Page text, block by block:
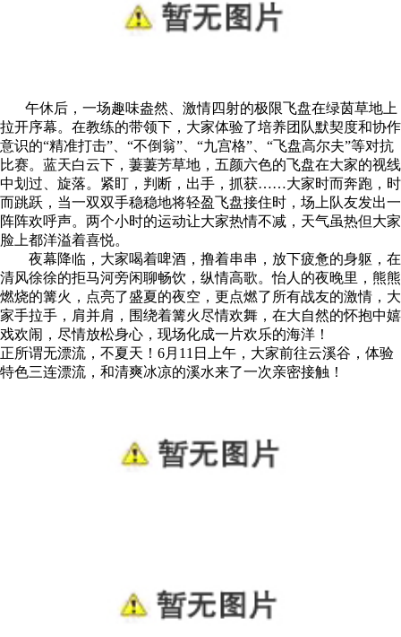
午休后，一场趣味盎然、激情四射的极限飞盘在绿茵草地上
拉开序幕。在教练的带领下，大家体验了培养团队默契度和协作
意识的“精准打击”、“不倒翁”、“九宫格”、“飞盘高尔夫”等对抗
比赛。蓝天白云下，萋萋芳草地，五颜六色的飞盘在大家的视线
中划过、旋落。紧盯，判断，出手，抓获……大家时而奔跑，时
而跳跃，当一双双手稳稳地将轻盈飞盘接住时，场上队友发出一
阵阵欢呼声。两个小时的运动让大家热情不减，天气虽热但大家
脸上都洋溢着喜悦。
夜幕降临，大家喝着啤酒，撸着串串，放下疲惫的身躯，在
清风徐徐的拒马河旁闲聊畅饮，纵情高歌。怡人的夜晚里，熊熊
燃烧的篝火，点亮了盛夏的夜空，更点燃了所有战友的激情，大
家手拉手，肩并肩，围绕着篝火尽情欢舞，在大自然的怀抱中嬉
戏欢闹，尽情放松身心，现场化成一片欢乐的海洋！
正所谓无漂流，不夏天！6月11日上午，大家前往云溪谷，体验
特色三连漂流，和清爽冰凉的溪水来了一次亲密接触！